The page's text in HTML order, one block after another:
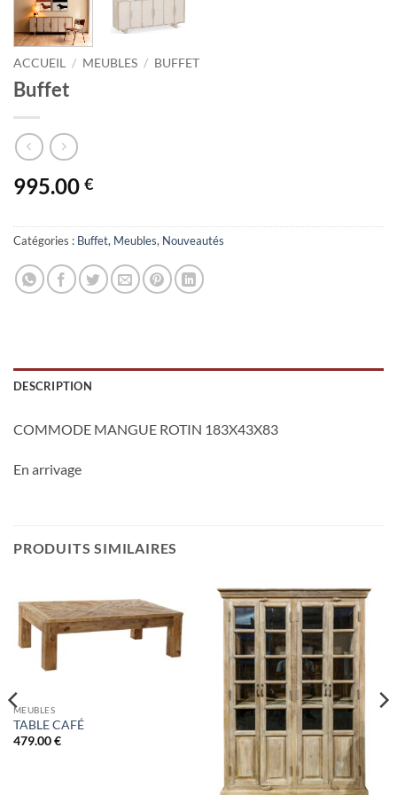
ACCUEIL / MEUBLES / BUFFET
Buffet
995.00 €
Catégories : Buffet, Meubles, Nouveautés
DESCRIPTION
COMMODE MANGUE ROTIN 183X43X83
En arrivage
PRODUITS SIMILAIRES
MEUBLES
TABLE CAFÉ
479.00€